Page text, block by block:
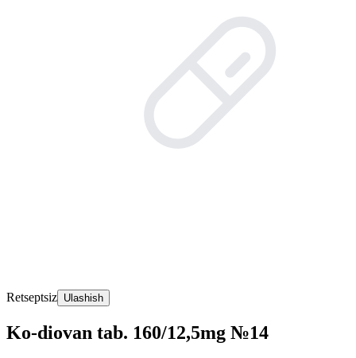
Retseptsiz Ulashish
Ko-diovan tab. 160/12,5mg №14